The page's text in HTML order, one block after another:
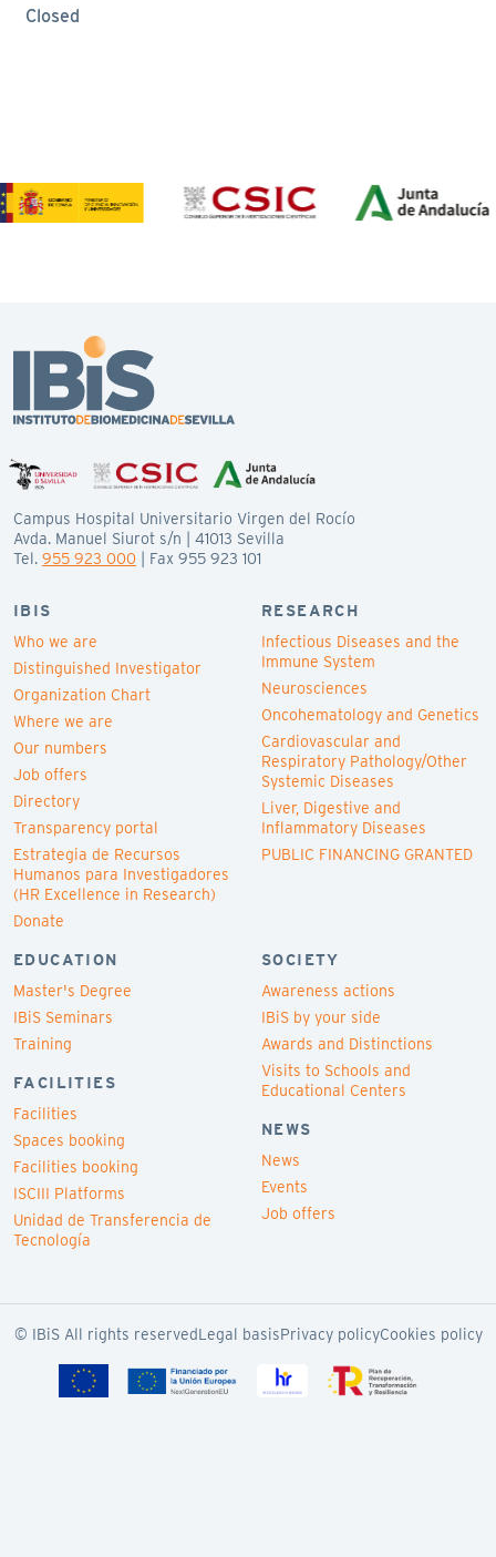
Closed
Campus Hospital Universitario Virgen del Rocío
Avda. Manuel Siurot s/n | 41013 Sevilla
Tel. 955 923 000 | Fax 955 923 101
IBIS
Who we are
Distinguished Investigator
Organization Chart
Where we are
Our numbers
Job offers
Directory
Transparency portal
Estrategia de Recursos
Humanos para Investigadores
(HR Excellence in Research)
Donate
RESEARCH
Infectious Diseases and the
Immune System
Neurosciences
Oncohematology and Genetics
Cardiovascular and
Respiratory Pathology/Other
Systemic Diseases
Liver, Digestive and
Inflammatory Diseases
PUBLIC FINANCING GRANTED
EDUCATION
Master's Degree
IBiS Seminars
Training
FACILITIES
Facilities
Spaces booking
Facilities booking
ISCIII Platforms
Unidad de Transferencia de
Tecnología
SOCIETY
Awareness actions
IBiS by your side
Awards and Distinctions
Visits to Schools and
Educational Centers
NEWS
News
Events
Job offers
© IBiS All rights reservedLegal basisPrivacy policyCookies policy